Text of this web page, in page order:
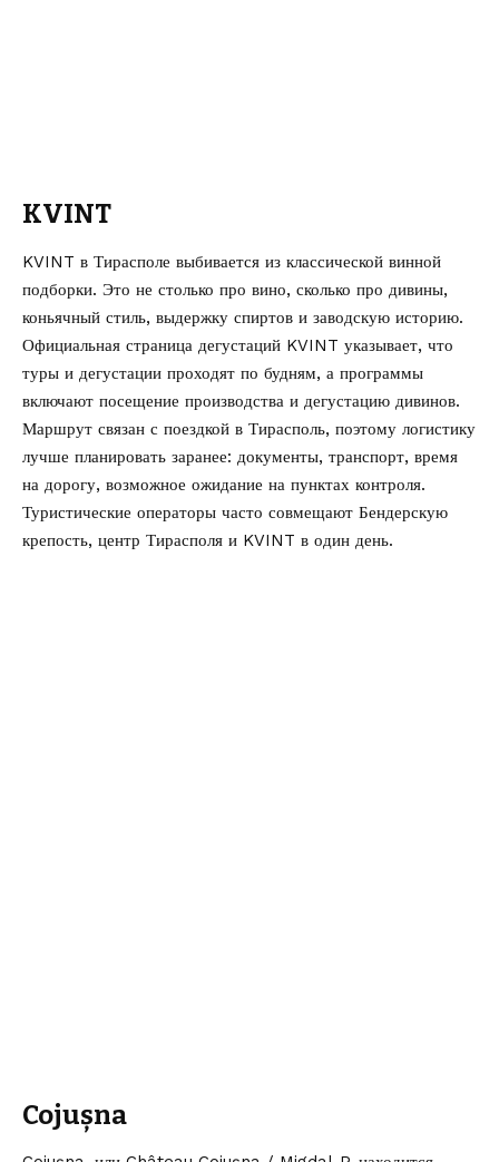
KVINT
KVINT в Тирасполе выбивается из классической винной
подборки. Это не столько про вино, сколько про дивины,
коньячный стиль, выдержку спиртов и заводскую историю.
Официальная страница дегустаций KVINT указывает, что
туры и дегустации проходят по будням, а программы
включают посещение производства и дегустацию дивинов.
Маршрут связан с поездкой в Тирасполь, поэтому логистику
лучше планировать заранее: документы, транспорт, время
на дорогу, возможное ожидание на пунктах контроля.
Туристические операторы часто совмещают Бендерскую
крепость, центр Тирасполя и KVINT в один день.
Cojușna